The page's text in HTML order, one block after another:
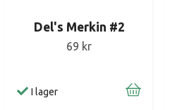
Del's Merkin #2
69 kr
I lager